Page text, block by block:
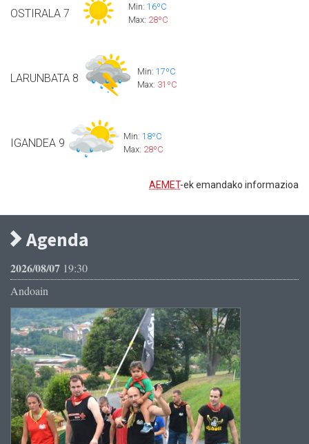
OSTIRALA 7
Min: 16ºC
Max: 28ºC
LARUNBATA 8
Min: 17ºC
Max: 31ºC
IGANDEA 9
Min: 18ºC
Max: 28ºC
AEMET-ek emandako informazioa
Agenda
2026/08/07 19:30
Andoain